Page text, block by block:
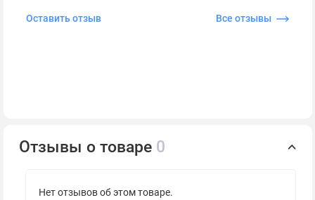
Оставить отзыв Все отзывы
Отзывы о товаре 0
Нет отзывов об этом товаре.